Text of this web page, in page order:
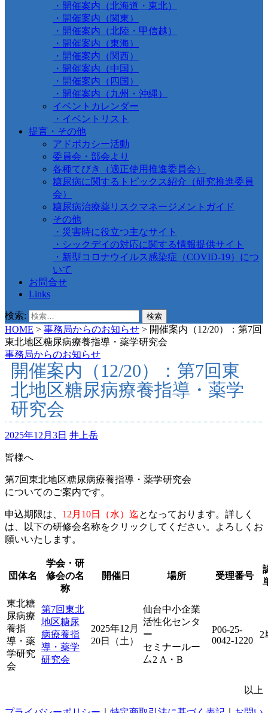
・開催案内（北海道・東北）
・開催案内（関東）
・開催案内（北陸・甲信越）
・開催案内（東海）
・開催案内（関西）
・開催案内（中国）
・開催案内（四国）
・開催案内（九州・沖縄）
イベントカレンダー
・イベントリスト
提言・その他
アドボカシー活動
委員会・部会より
各種てびき（適正使用推進委員会）
糖尿病に関するトピックス紹介（研究推進委員
会）
糖尿病治療薬リスクマネージメントガイド
その他
・災害時に役立つ主なサイト
・シックデイの対応に関する情報提供サイト
・新型コロナウイルス感染症（COVID-19）につ
いて
お問合せ
Links
検索:
HOME > 事務局からのお知らせ > 開催案内（12/20）：第7回
東北地区糖尿病療養指導・薬学研究会
事務局からのお知らせ
開催案内（12/20）：第7回東
北地区糖尿病療養指導・薬学
研究会
2025年12月3日 井上岳
皆様へ
第7回東北地区糖尿病療養指導・薬学研究会
についてのご案内です。
申込期限は、 12月10日（水）迄となっております。詳しく
は、以下の研修会名称をクリックしてください。よろしくお
願いいたします。
団体名
学会・研
修会の名
称
開催日 場所 受理番号
東北糖
尿病療
養指
導・薬
学研究
会
第7回東北
地区糖尿
病療養指
導・薬学
研究会
2025年12月
20日（土）
仙台中小企業
活性化センタ
ー
セミナールー
厶2 A・B
P06-25-
0042-1220
2
以上